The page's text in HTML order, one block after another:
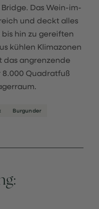
Das Wein-im-
und deckt alles
hin zu gereiften
kühlen Klimazonen
das angrenzende
8.000 Quadratfuß
Burgunder